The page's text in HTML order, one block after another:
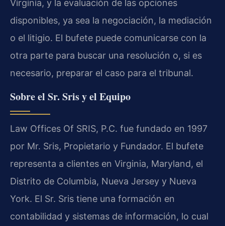
Virginia, y la evaluación de las opciones
disponibles, ya sea la negociación, la mediación
o el litigio. El bufete puede comunicarse con la
otra parte para buscar una resolución o, si es
necesario, preparar el caso para el tribunal.
Sobre el Sr. Sris y el Equipo
Law Offices Of SRIS, P.C. fue fundado en 1997
por Mr. Sris, Propietario y Fundador. El bufete
representa a clientes en Virginia, Maryland, el
Distrito de Columbia, Nueva Jersey y Nueva
York. El Sr. Sris tiene una formación en
contabilidad y sistemas de información, lo cual